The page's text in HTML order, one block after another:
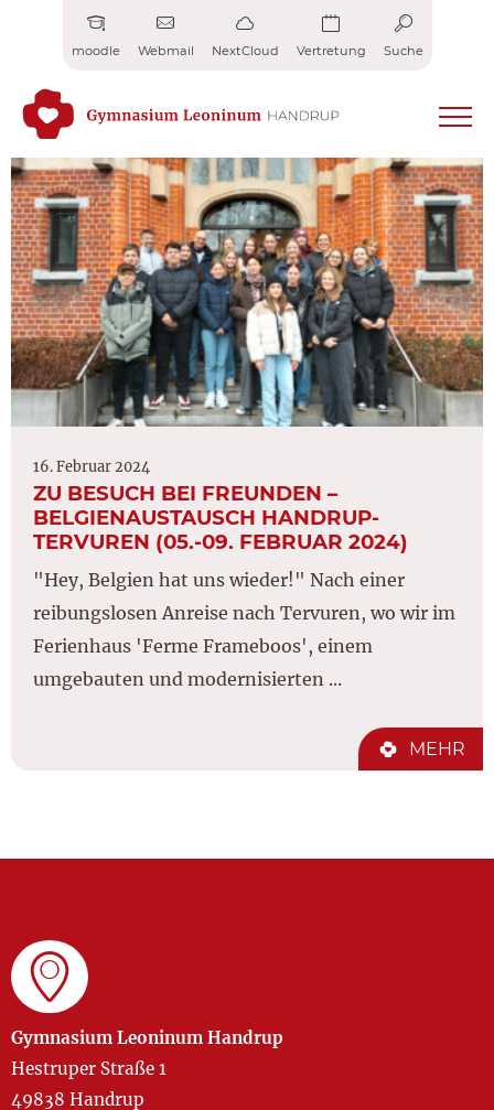
moodle Webmail NextCloud Vertretung Suche
16. Februar 2024
ZU BESUCH BEI FREUNDEN –
BELGIENAUSTAUSCH HANDRUP-
TERVUREN (05.-09. FEBRUAR 2024)
"Hey, Belgien hat uns wieder!" Nach einer
reibungslosen Anreise nach Tervuren, wo wir im
Ferienhaus 'Ferme Frameboos', einem
umgebauten und modernisierten ...
MEHR
Gymnasium Leoninum Handrup
Hestruper Straße 1
49838 Handrup